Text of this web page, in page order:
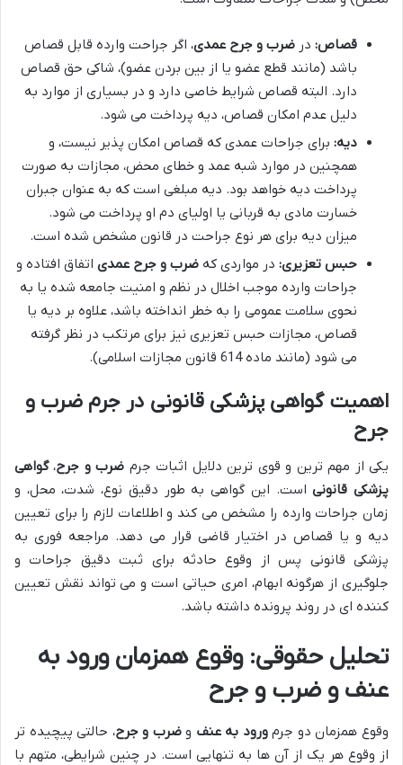
قصاص: در ضرب و جرح عمدی، اگر جراحت وارده قابل قصاص
باشد (مانند قطع عضو یا از بین بردن عضو)، شاکی حق قصاص
دارد. البته قصاص شرایط خاصی دارد و در بسیاری از موارد به
دلیل عدم امکان قصاص، دیه پرداخت می شود.
دیه: برای جراحات عمدی که قصاص امکان پذیر نیست، و
همچنین در موارد شبه عمد و خطای محض، مجازات به صورت
پرداخت دیه خواهد بود. دیه مبلغی است که به عنوان جبران
خسارت مادی به قربانی یا اولیای دم او پرداخت می شود.
میزان دیه برای هر نوع جراحت در قانون مشخص شده است.
حبس تعزیری: در مواردی که ضرب و جرح عمدی اتفاق افتاده و
جراحات وارده موجب اخلال در نظم و امنیت جامعه شده یا به
نحوی سلامت عمومی را به خطر انداخته باشد، علاوه بر دیه یا
قصاص، مجازات حبس تعزیری نیز برای مرتکب در نظر گرفته
می شود (مانند ماده 614 قانون مجازات اسلامی).
اهمیت گواهی پزشکی قانونی در جرم ضرب و
جرح
یکی از مهم ترین و قوی ترین دلایل اثبات جرم ضرب و جرح،گواهی
پزشکی قانونیاست. این گواهی به طور دقیق نوع، شدت، محل، و
زمان جراحات وارده را مشخص می کند و اطلاعات لازم را برای تعیین
دیه و یا قصاص در اختیار قاضی قرار می دهد. مراجعه فوری به
پزشکی قانونی پس از وقوع حادثه برای ثبت دقیق جراحات و
جلوگیری از هرگونه ابهام، امری حیاتی است و می تواند نقش تعیین
کننده ای در روند پرونده داشته باشد.
تحلیل حقوقی: وقوع همزمان ورود به
عنف و ضرب و جرح
وقوع همزمان دو جرمورود به عنف وضرب و جرح، حالتی پیچیده تر
از وقوع هر یک از آن ها به تنهایی است. در چنین شرایطی، متهم با